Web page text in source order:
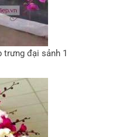
trưng đại sảnh 1